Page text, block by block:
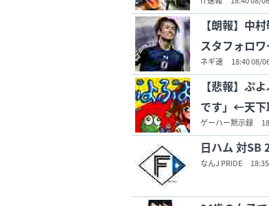
【朗報】中
スタフォロ
ネギ速 18:40 08/
【悲報】ぷ
です」←天
ゲーハー黙示録
日ハム 対SB
なんJ PRIDE